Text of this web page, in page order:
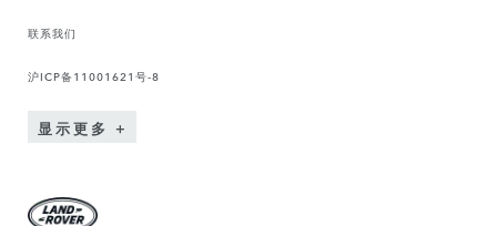
联系我们
沪ICP备11001621号-8
显示更多